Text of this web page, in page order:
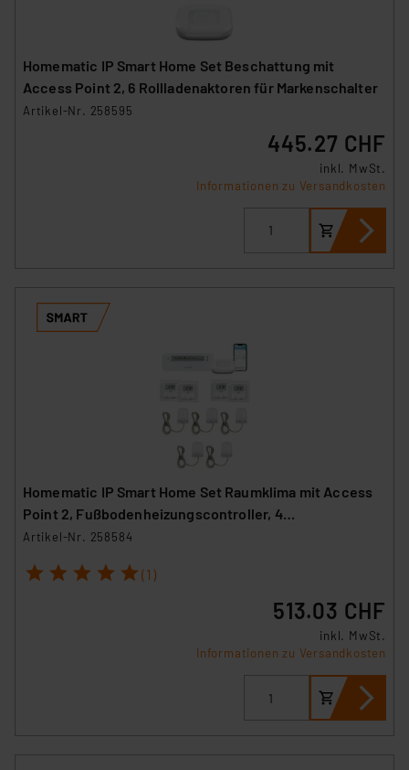
Homematic IP Smart Home Set Beschattung mit
Access Point 2, 6 Rollladenaktoren für Markenschalter
Artikel-Nr. 258595
445.27 CHF
inkl. MwSt.
Informationen zu Versandkosten
Homematic IP Smart Home Set Raumklima mit Access
Point 2, Fußbodenheizungscontroller, 4
Wandthermostate und 5 Stellantriebe
Artikel-Nr. 258584
1 2 3 4 5 (1)
513.03 CHF
inkl. MwSt.
Informationen zu Versandkosten